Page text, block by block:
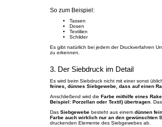
So zum Beispiel:
Tassen
Dosen
Textilien
Schilder
Es gibt natürlich bei jedem der Druckverfahren
zu erkennen.
3. Der Siebdruck im Detail
Es wird beim Siebdruck nicht mit einer sonst
feines, dünnes Siebgewebe, dass auf einen
Anschließend wird die Farbe mithilfe eines
Beispiel: Porzellan oder Textil) übertragen .
Das Siebgewebe besteht aus einem dünnen
Farbe auch wirklich nur an den gewünschten
druckenden Elemente des Siebgewebes ab.